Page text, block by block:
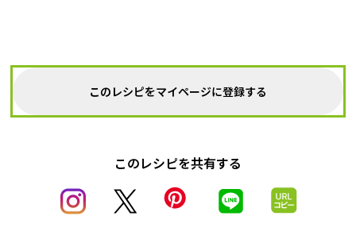
このレシピをマイページに登録する
このレシピを共有する